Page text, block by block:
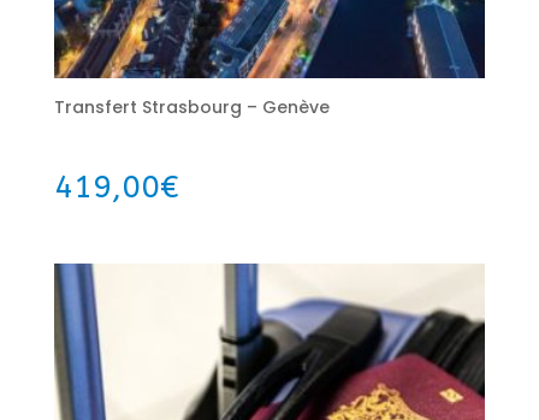
Transfert Strasbourg – Genève
419,00€